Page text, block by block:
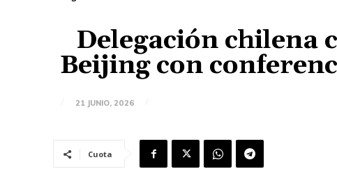
Delegación chilena
Beijing con
21 JUNIO, 2026
Cuota